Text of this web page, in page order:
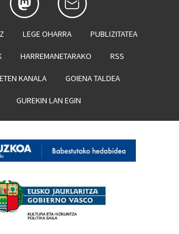
LEGE OHARRA PUBLIZITATEA
HARREMANETARAKO RSS
KANALA GOIENA TALDEA
GUREKIN LAN EGIN